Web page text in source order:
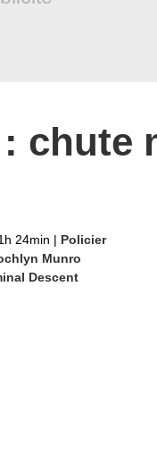
chute
24min | Policier
Munro
Descent